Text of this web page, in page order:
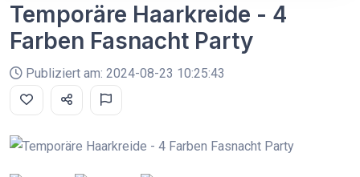
Temporäre Haarkreide - 4
Farben Fasnacht Party
Publiziert am: 2024-08-23 10:25:43